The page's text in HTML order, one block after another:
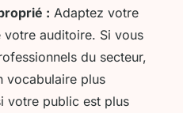
: Adaptez votre
auditoire. Si vous
du secteur,
vocabulaire plus
votre public est plus